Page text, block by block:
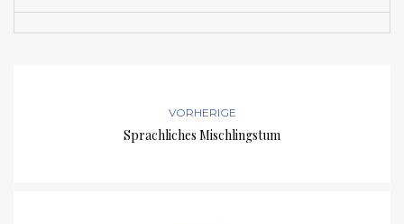
VORHERIGE
Sprachliches Mischlingstum